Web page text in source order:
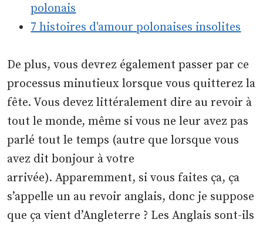
polonais
7 histoires d'amour polonaises insolites
De plus, vous devrez également passer par ce
processus minutieux lorsque vous quitterez la
fête. Vous devez littéralement dire au revoir à
tout le monde, même si vous ne leur avez pas
parlé tout le temps (autre que lorsque vous
avez dit bonjour à votre
arrivée). Apparemment, si vous faites ça, ça
s’appelle un au revoir anglais, donc je suppose
que ça vient d’Angleterre ? Les Anglais sont-ils